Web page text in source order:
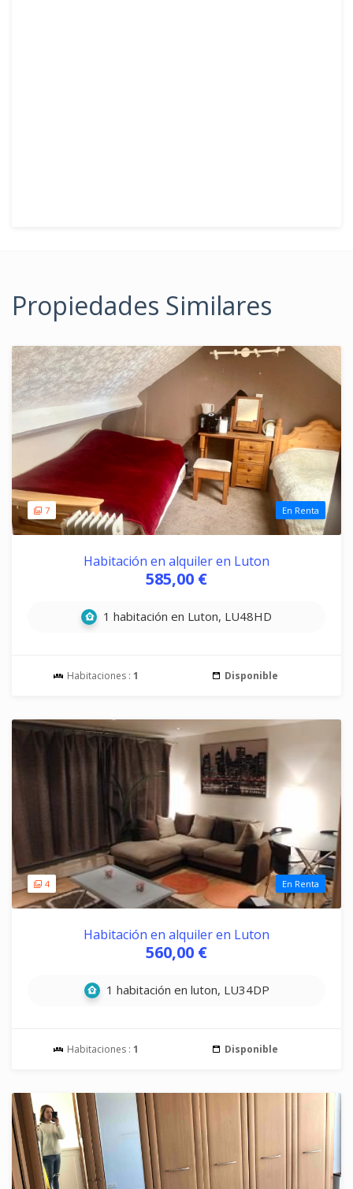
Propiedades Similares
7 En Renta
Habitación en alquiler en Luton
585,00 €
1 habitación en Luton, LU48HD
Habitaciones : 1 Disponible
4 En Renta
Habitación en alquiler en Luton
560,00 €
1 habitación en luton, LU34DP
Habitaciones : 1 Disponible